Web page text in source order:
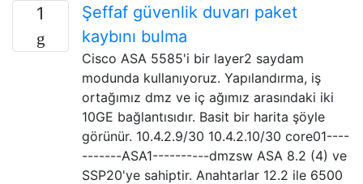
1
Şeffaf güvenlik duvarı paket
kaybını bulma
Cisco ASA 5585'i bir layer2 saydam
modunda kullanıyoruz. Yapılandırma, iş
ortağımız dmz ve iç ağımız arasındaki iki
10GE bağlantısıdır. Basit bir harita şöyle
görünür. 10.4.2.9/30 10.4.2.10/30 core01----
-------ASA1----------dmzsw ASA 8.2 (4) ve
SSP20'ye sahiptir. Anahtarlar 12.2 ile 6500